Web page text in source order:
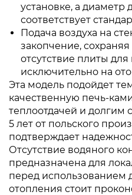
установке, а диаметр
соответствует
Подача воздуха на
закопчение,
отсутствие плиты для
исключительно на
Эта модель подойдет
качественную печь-
теплоотдачей и долгим
5 лет от польского
подтверждает
Отсутствие водяного
предназначена для
перед использованием
отопления стоит